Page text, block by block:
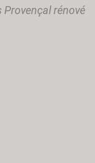
Provençal rénové